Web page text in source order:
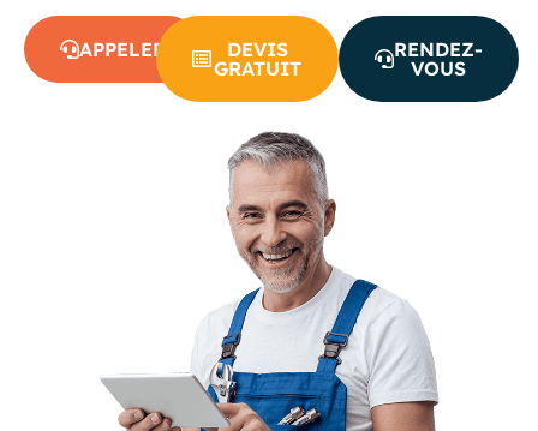
APPELER
DEVIS
GRATUIT
RENDEZ-
VOUS